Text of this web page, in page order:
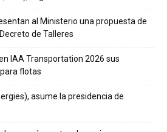
al Ministerio una propuesta de
de Talleres
IAA Transportation 2026 sus
flotas
asume la presidencia de